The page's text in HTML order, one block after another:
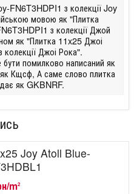
FN6T3HDPI1 з колекції Joy
мовою як "Плитка
з колекції Джой
як "Плитка 11x25 Джоі
Джоі Рока".
помилково написаний як
Кщсф, А саме слово плитка
як GKBNRF.
Joy Atoll Blue-
m2